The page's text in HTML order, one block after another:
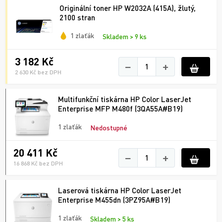
Originální toner HP W2032A (415A), žlutý,
2100 stran
1 zlaťák Skladem > 9 ks
3 182 Kč
2 630 Kč bez DPH − +
Multifunkční tiskárna HP Color LaserJet
Enterprise MFP M480f (3QA55A#B19)
1 zlaťák Nedostupné
20 411 Kč
16 868 Kč bez DPH − +
Laserová tiskárna HP Color LaserJet
Enterprise M455dn (3PZ95A#B19)
1 zlaťák Skladem > 5 ks